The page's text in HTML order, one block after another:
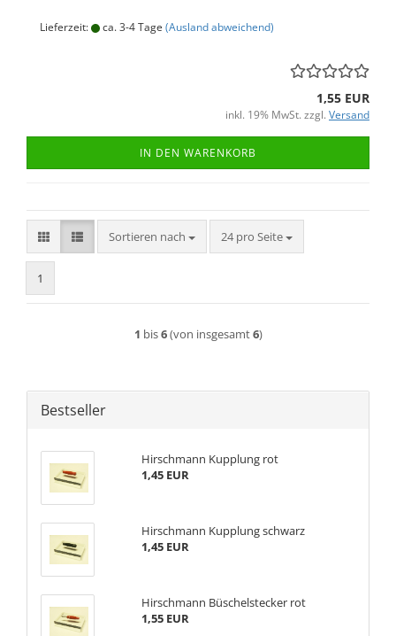
Lieferzeit: ca. 3-4 Tage (Ausland abweichend)
1,55 EUR
inkl. 19% MwSt. zzgl. Versand
IN DEN WARENKORB
Sortieren nach
Sortieren nach 24 pro Seite
pro Seite
1
1 bis6(von insgesamt6)
Bestseller
Hirschmann Kupplung rot
1,45 EUR
Hirschmann Kupplung schwarz
1,45 EUR
Hirschmann Büschelstecker rot
1,55 EUR